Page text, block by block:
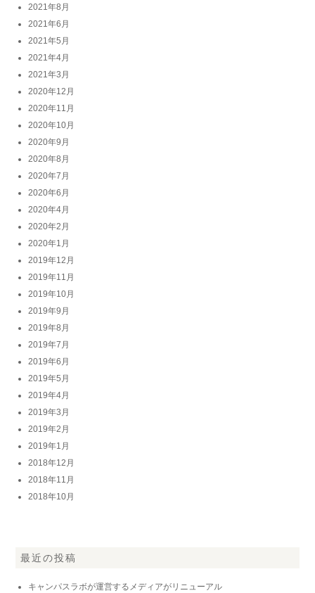
2021年8月
2021年6月
2021年5月
2021年4月
2021年3月
2020年12月
2020年11月
2020年10月
2020年9月
2020年8月
2020年7月
2020年6月
2020年4月
2020年2月
2020年1月
2019年12月
2019年11月
2019年10月
2019年9月
2019年8月
2019年7月
2019年6月
2019年5月
2019年4月
2019年3月
2019年2月
2019年1月
2018年12月
2018年11月
2018年10月
最近の投稿
キャンパスラボが運営するメディアがリニューアル